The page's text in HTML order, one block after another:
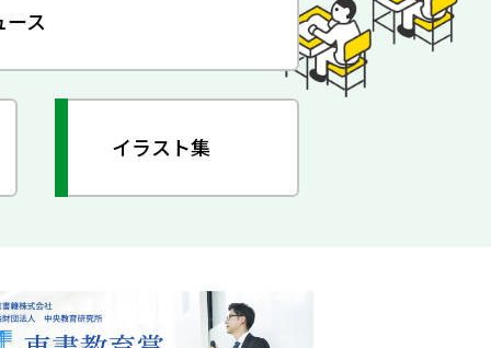
ース
イラスト集